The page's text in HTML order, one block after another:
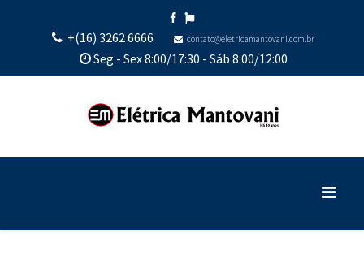
+(16) 3262 6666 contato@eletricamantovani.com.br
Seg - Sex 8:00/17:30 - Sáb 8:00/12:00